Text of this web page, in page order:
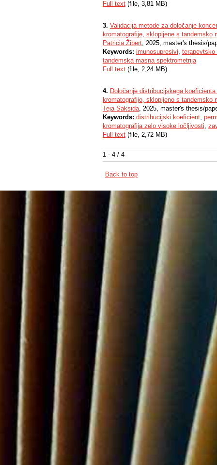
1 - 4 / 4
Full text (file, 3,81 MB)
3. Validacija metode za določanje
kromatografije, sklopljene s tandemsko
Patricia Žibert, 2025, master's thesis/
Keywords: imunosupresivi, terapevtsko
tandemska masna spektrometrija
Full text (file, 2,24 MB)
4. Določanje distribucijskega
kromatografijo, sklopljeno s tandemsko
Teja Saksida, 2025, master's thesis/
Keywords: distribucijski koeficient,
kromatografija zelo visoke ločljivosti,
Full text (file, 2,72 MB)
Back to top